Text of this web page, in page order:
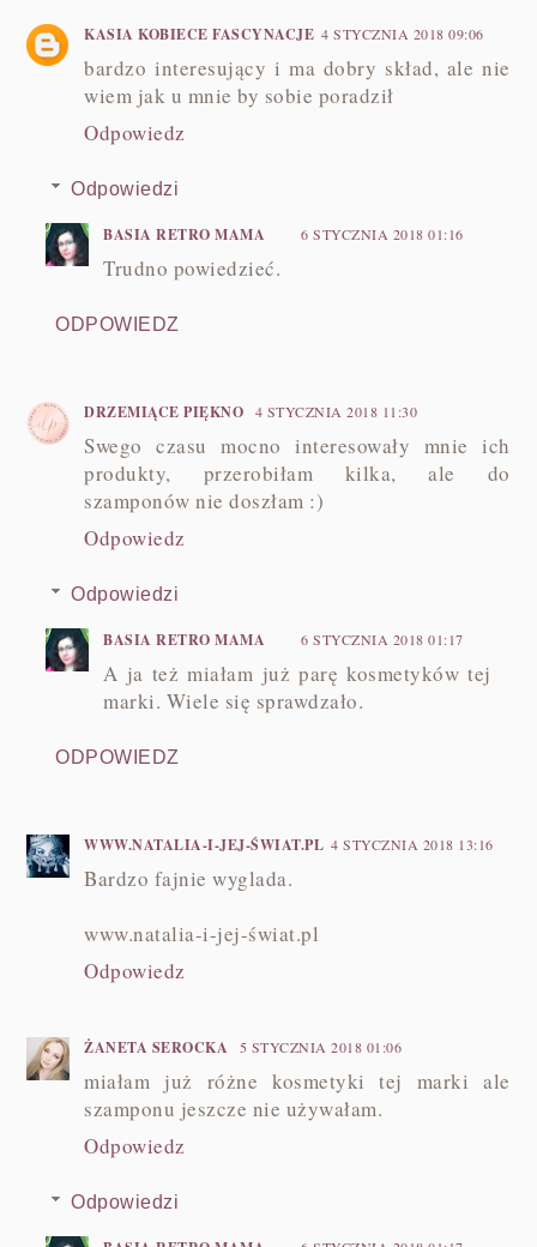
KASIA KOBIECE FASCYNACJE 4 STYCZNIA 2018 09:06
bardzo interesujący i ma dobry skład, ale nie
wiem jak u mnie by sobie poradził
Odpowiedz
Odpowiedzi
BASIA RETRO MAMA 6 STYCZNIA 2018 01:16
Trudno powiedzieć.
ODPOWIEDZ
DRZEMIĄCE PIĘKNO 4 STYCZNIA 2018 11:30
Swego czasu mocno interesowały mnie ich
produkty, przerobiłam kilka, ale do
szamponów nie doszłam :)
Odpowiedz
Odpowiedzi
BASIA RETRO MAMA 6 STYCZNIA 2018 01:17
A ja też miałam już parę kosmetyków tej
marki. Wiele się sprawdzało.
ODPOWIEDZ
WWW.NATALIA-I-JEJ-ŚWIAT.PL 4 STYCZNIA 2018 13:16
Bardzo fajnie wyglada.
www.natalia-i-jej-świat.pl
Odpowiedz
ŻANETA SEROCKA 5 STYCZNIA 2018 01:06
miałam już różne kosmetyki tej marki ale
szamponu jeszcze nie używałam.
Odpowiedz
Odpowiedzi